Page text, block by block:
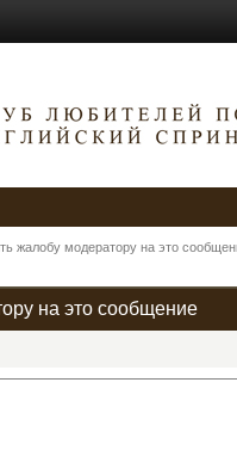
жалобу модератору на это
на это сообщение